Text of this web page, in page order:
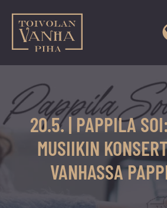
suoraan
sisältöön
Toivolan vanha piha
pihapiirissä
erilaiset
palvelut
tapahtumat
20.5. | PAPPILA
MUSIIKIN
VANHASSA